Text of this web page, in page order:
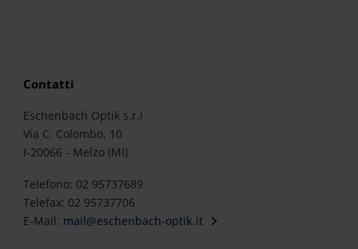
Contatti
Eschenbach Optik s.r.l
Via C. Colombo, 10
I-20066 - Melzo (MI)
Telefono: 02 95737689
Telefax: 02 95737706
E-Mail: mail@eschenbach-optik.it